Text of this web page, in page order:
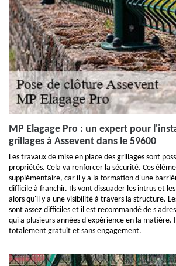
MP Elagage Pro : un expert pour
grillages à Assevent dans le 59600
Les travaux de mise en place des grillages sont
propriétés. Cela va renforcer la sécurité. Ces
supplémentaire, car il y a la formation d'une
difficile à franchir. Ils vont dissuader les intrus et
alors qu'il y a une visibilité à travers la structure.
sont assez difficiles et il est recommandé de
qui a plusieurs années d'expérience en la matière.
totalement gratuit et sans engagement.